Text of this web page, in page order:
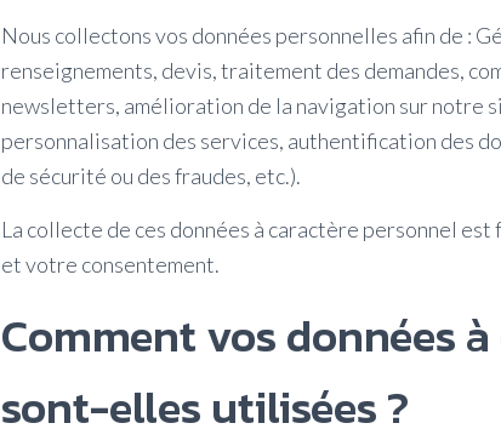
Nous collectons vos données personnelles afin de :
renseignements, devis, traitement des demandes,
newsletters, amélioration de la navigation sur notre
personnalisation des services, authentification des
de sécurité ou des fraudes, etc.).
La collecte de ces données à caractère personnel
et votre consentement.
Comment vos données
sont-elles utilisées ?